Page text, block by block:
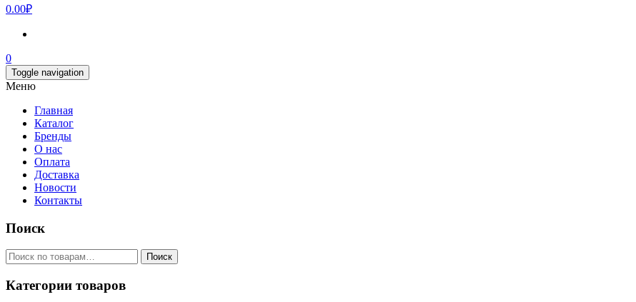
0.00₽
0
Toggle navigation
Меню
Главная
Каталог
Бренды
О нас
Оплата
Доставка
Новости
Контакты
Поиск
Искать: Поиск
Категории товаров